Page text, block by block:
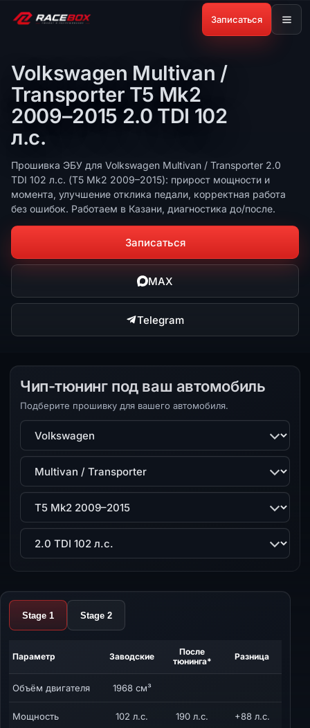
Записаться
Volkswagen Multivan /
Transporter T5 Mk2
2009–2015 2.0 TDI 102
л.с.
Прошивка ЭБУ для Volkswagen Multivan / Transporter 2.0
TDI 102 л.с. (T5 Mk2 2009–2015): прирост мощности и
момента, улучшение отклика педали, корректная работа
без ошибок. Работаем в Казани, диагностика до/после.
Записаться
MAX
Telegram
Чип-тюнинг под ваш автомобиль
Подберите прошивку для вашего автомобиля.
Марка
Модель
Поколение
Двигатель
Stage 1 Stage 2
Параметр Заводские
После
тюнинга*
Разница
Объём двигателя 1968 см³
Мощность 102 л.с. 190 л.с. +88 л.с.